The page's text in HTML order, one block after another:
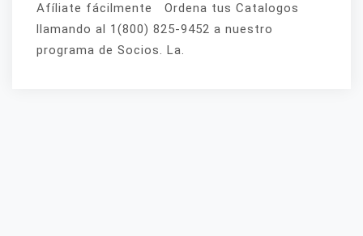
Afíliate fácilmente Ordena tus Catalogos
llamando al 1(800) 825-9452 a nuestro
programa de Socios. La.